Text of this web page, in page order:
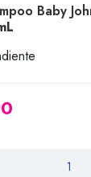
Baby